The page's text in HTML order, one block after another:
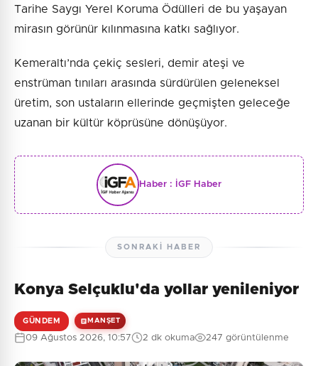
Tarihe Saygı Yerel Koruma Ödülleri de bu yaşayan
mirasın görünür kılınmasına katkı sağlıyor.
Kemeraltı’nda çekiç sesleri, demir ateşi ve
enstrüman tınıları arasında sürdürülen geleneksel
üretim, son ustaların ellerinde geçmişten geleceğe
uzanan bir kültür köprüsüne dönüşüyor.
Haber : İGF Haber
SONRAKI HABER
Konya Selçuklu'da yollar yenileniyor
GÜNDEM MANŞET
09 Ağustos 2026, 10:57 2 dk okuma 247 görüntülenme